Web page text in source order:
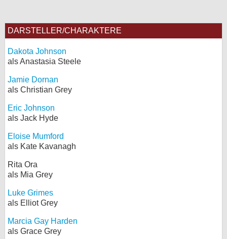
DARSTELLER/CHARAKTERE
Dakota Johnson
als Anastasia Steele
Jamie Dornan
als Christian Grey
Eric Johnson
als Jack Hyde
Eloise Mumford
als Kate Kavanagh
Rita Ora
als Mia Grey
Luke Grimes
als Elliot Grey
Marcia Gay Harden
als Grace Grey